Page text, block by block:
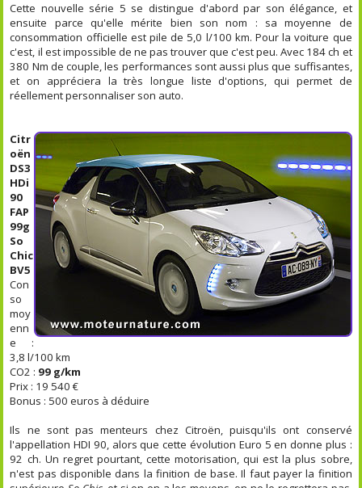
Cette nouvelle série 5 se distingue d'abord par son élégance, et
ensuite parce qu'elle mérite bien son nom : sa moyenne de
consommation officielle est pile de 5,0 l/100 km. Pour la voiture que
c'est, il est impossible de ne pas trouver que c'est peu. Avec 184 ch et
380 Nm de couple, les performances sont aussi plus que suffisantes,
et on appréciera la très longue liste d'options, qui permet de
réellement personnaliser son auto.
Citr
oën
DS3
HDi
90
FAP
99g
So
Chic
BV5
Con
so
moy
enn
e :
3,8 l/100 km
CO2 : 99 g/km
Prix : 19 540 €
Bonus : 500 euros à déduire
Ils ne sont pas menteurs chez Citroën, puisqu'ils ont conservé
l'appellation HDI 90, alors que cette évolution Euro 5 en donne plus :
92 ch. Un regret pourtant, cette motorisation, qui est la plus sobre,
n'est pas disponible dans la finition de base. Il faut payer la finition